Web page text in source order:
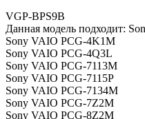
VGP-BPS9B
Данная модель подходит:
Sony VAIO PCG-4K1M
Sony VAIO PCG-4Q3L
Sony VAIO PCG-7113M
Sony VAIO PCG-7115P
Sony VAIO PCG-7134M
Sony VAIO PCG-7Z2M
Sony VAIO PCG-8Z2M